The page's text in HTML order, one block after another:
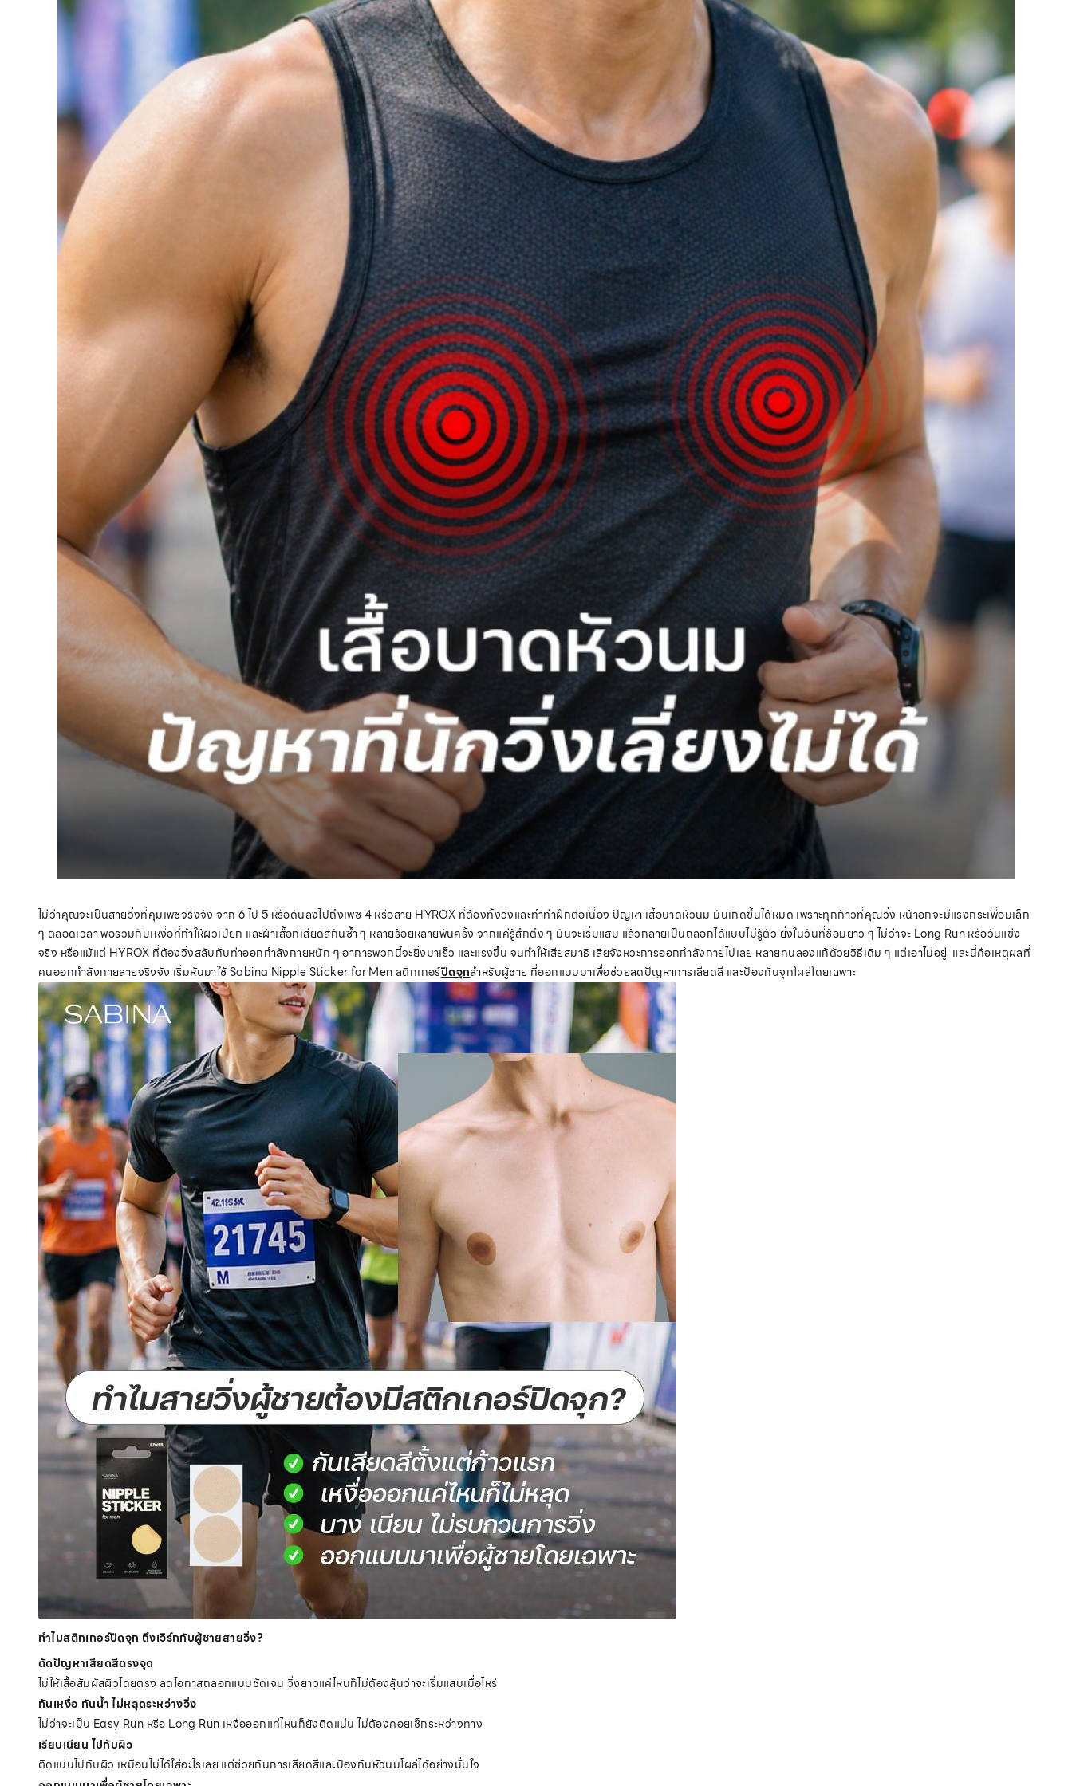
ไม่ว่าคุณจะเป็นสายวิ่งที่คุมเพซจริงจัง จาก 6 ไป 5 หรือดันลงไปถึงเพซ 4 หรือสาย HYROX ที่ต้องทั้งวิ่งและทำท่าฝึกต่อเนื่อง ปัญหา เสื้อบาดหัวนม มันเกิดขึ้นได้หมด เพราะทุกก้าวที่คุณวิ่ง หน้าอกจะมีแรงกระเพื่อมเล็ก
ๆ ตลอดเวลา พอรวมกับเหงื่อที่ทำให้ผิวเปียก และผ้าเสื้อที่เสียดสีกันซ้ำ ๆ หลายร้อยหลายพันครั้ง จากแค่รู้สึกตึง ๆ มันจะเริ่มแสบ แล้วกลายเป็นถลอกได้แบบไม่รู้ตัว ยิ่งในวันที่ซ้อมยาว ๆ ไม่ว่าจะ Long Run หรือวันแข่ง
จริง หรือแม้แต่ HYROX ที่ต้องวิ่งสลับกับท่าออกกำลังกายหนัก ๆ อาการพวกนี้จะยิ่งมาเร็ว และแรงขึ้น จนทำให้เสียสมาธิ เสียจังหวะการออกกำลังกายไปเลย หลายคนลองแก้ด้วยวิธีเดิม ๆ แต่เอาไม่อยู่ และนี่คือเหตุผลที่
คนออกกำลังกายสายจริงจัง เริ่มหันมาใช้ Sabina Nipple Sticker for Men สติกเกอร์ปิดจุกสำหรับผู้ชาย ที่ออกแบบมาเพื่อช่วยลดปัญหาการเสียดสี และป้องกันจุกโผล่โดยเฉพาะ
ทำไมสติกเกอร์ปิดจุก ถึงเวิร์กกับผู้ชายสายวิ่ง?
ตัดปัญหาเสียดสีตรงจุด
ไม่ให้เสื้อสัมผัสผิวโดยตรง ลดโอกาสถลอกแบบชัดเจน วิ่งยาวแค่ไหนก็ไม่ต้องลุ้นว่าจะเริ่มแสบเมื่อไหร่
กันเหงื่อ กันน้ำ ไม่หลุดระหว่างวิ่ง
ไม่ว่าจะเป็น Easy Run หรือ Long Run เหงื่อออกแค่ไหนก็ยังติดแน่น ไม่ต้องคอยเช็กระหว่างทาง
เรียบเนียน ไปกับผิว
ติดแน่นไปกับผิว เหมือนไม่ได้ใส่อะไรเลย แต่ช่วยกันการเสียดสีและป้องกันหัวนมโผล่ได้อย่างมั่นใจ